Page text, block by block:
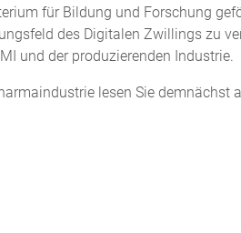
für Bildung und Forschung
des Digitalen Zwillings zu
und der produzierenden Industrie.
lesen Sie demnächst